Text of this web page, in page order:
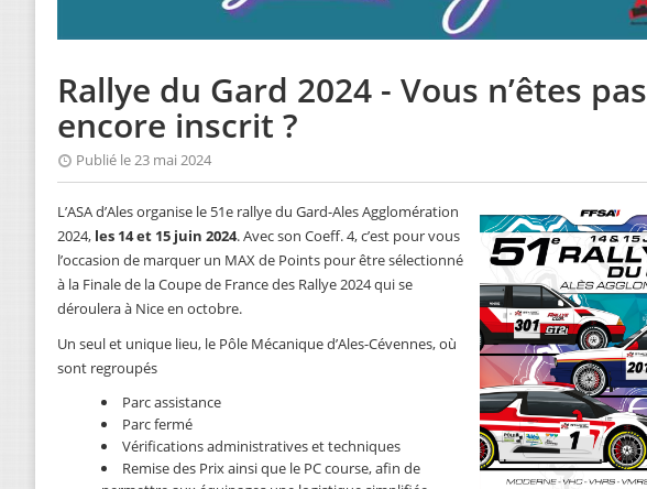
Rallye du Gard 2024 - Vous n’êtes pas
encore inscrit ?
Publié le 23 mai 2024
L’ASA d’Ales organise le 51e rallye du Gard-Ales Agglomération
2024, les 14 et 15 juin 2024. Avec son Coeff. 4, c’est pour vous
l’occasion de marquer un MAX de Points pour être sélectionné
à la Finale de la Coupe de France des Rallye 2024 qui se
déroulera à Nice en octobre.
Un seul et unique lieu, le Pôle Mécanique d’Ales-Cévennes, où
sont regroupés
Parc assistance
Parc fermé
Vérifications administratives et techniques
Remise des Prix ainsi que le PC course, afin de